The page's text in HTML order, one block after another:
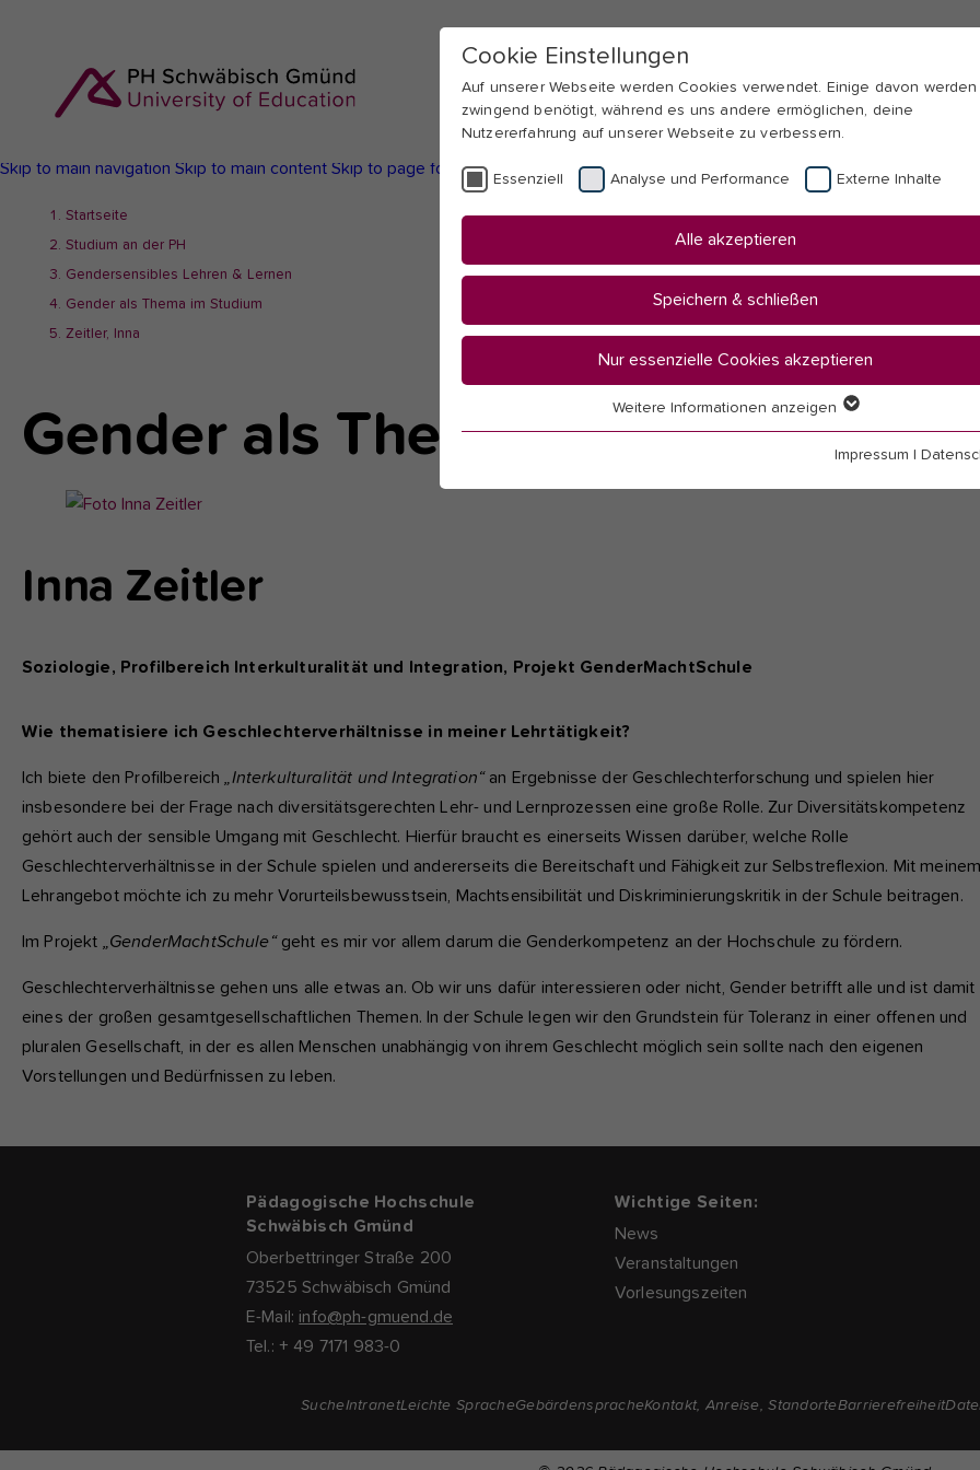
Skip to main navigation Skip to main content Skip to page footer
here:
Startseite
Studium an der PH
Gendersensibles Lehren & Lernen
Gender als Thema im Studium
Zeitler, Inna
Gender als Thema im Studium
Show
Inna Zeitler
Soziologie, Profilbereich Interkulturalität und Integration, Projekt GenderMachtSchule
Wie thematisiere ich Geschlechterverhältnisse in meiner Lehrtätigkeit?
Ich biete den Profilbereich„Interkulturalität und Integration“an Ergebnisse der Geschlechterforschung und spielen hier
insbesondere bei der Frage nach diversitätsgerechten Lehr- und Lernprozessen eine große Rolle. Zur Diversitätskompetenz
gehört auch der sensible Umgang mit Geschlecht. Hierfür braucht es einerseits Wissen darüber, welche Rolle
Geschlechterverhältnisse in der Schule spielen und andererseits die Bereitschaft und Fähigkeit zur Selbstreflexion. Mit
Lehrangebot möchte ich zu mehr Vorurteilsbewusstsein, Machtsensibilität und Diskriminierungskritik in der Schule beitragen.
Im Projekt „GenderMachtSchule“geht es mir vor allem darum die Genderkompetenz an der Hochschule zu fördern.
Geschlechterverhältnisse gehen uns alle etwas an. Ob wir uns dafür interessieren oder nicht, Gender betrifft alle und ist damit
eines der großen gesamtgesellschaftlichen Themen. In der Schule legen wir den Grundstein für Toleranz in einer offenen und
pluralen Gesellschaft, in der es allen Menschen unabhängig von ihrem Geschlecht möglich sein sollte nach den eigenen
Vorstellungen und Bedürfnissen zu leben.
Pädagogische Hochschule
Schwäbisch Gmünd
Oberbettringer Straße 200
73525 Schwäbisch Gmünd
E-Mail: info@ph-gmuend.de
Tel.: + 49 7171 983-0
Wichtige Seiten:
News
Veranstaltungen
Vorlesungszeiten
SucheIntranetLeichte SpracheGebärdenspracheKontakt, Anreise, StandorteBarrierefreiheit
Cookie Einstellungen
Auf unserer Webseite werden Cookies verwendet. Einige davon werden
zwingend benötigt, während es uns andere ermöglichen, deine
Nutzererfahrung auf unserer Webseite zu verbessern.
Essenziell Analyse und Performance Externe Inhalte
Alle akzeptieren
Speichern & schließen
Nur essenzielle Cookies akzeptieren
Essenzielle Cookies werden für grundlegende Funktionen der
Anbieter etracker GmbH - 20459 Hamburg
Laufzeit 1 Jahr
Zweck
Diese Gruppe beinhaltet alle Skripte für
Tracking und zugehörige Cookies. Es hilft uns die
Externe Inhalte
Wir verwenden auf unserer Website externe Inhalte, um Ihnen
von youtube.
Weitere Informationen anzeigen
Impressum